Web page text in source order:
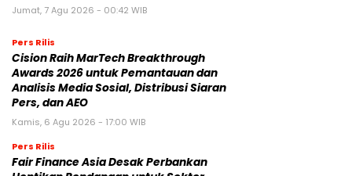
Jumat, 7 Agu 2026 - 00:42 WIB
Pers Rilis
Cision Raih MarTech Breakthrough
Awards 2026 untuk Pemantauan dan
Analisis Media Sosial, Distribusi Siaran
Pers, dan AEO
Kamis, 6 Agu 2026 - 17:00 WIB
Pers Rilis
Fair Finance Asia Desak Perbankan